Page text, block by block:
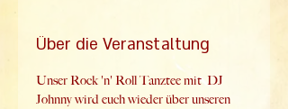
Über die Veranstaltung
Unser Rock 'n' Roll Tanztee mit  DJ
Johnny wird euch wieder über unseren